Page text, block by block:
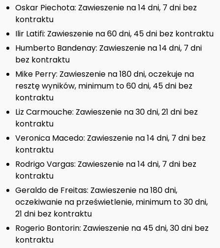
Oskar Piechota: Zawieszenie na 14 dni, 7 dni bez
kontraktu
Ilir Latifi: Zawieszenie na 60 dni, 45 dni bez kontraktu
Humberto Bandenay: Zawieszenie na 14 dni, 7 dni
bez kontraktu
Mike Perry: Zawieszenie na 180 dni, oczekuje na
resztę wyników, minimum to 60 dni, 45 dni bez
kontraktu
Liz Carmouche: Zawieszenie na 30 dni, 21 dni bez
kontraktu
Veronica Macedo: Zawieszenie na 14 dni, 7 dni bez
kontraktu
Rodrigo Vargas: Zawieszenie na 14 dni, 7 dni bez
kontraktu
Geraldo de Freitas: Zawieszenie na 180 dni,
oczekiwanie na prześwietlenie, minimum to 30 dni,
21 dni bez kontraktu
Rogerio Bontorin: Zawieszenie na 45 dni, 30 dni bez
kontraktu